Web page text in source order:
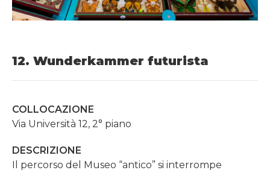
12. Wunderkammer futurista
COLLOCAZIONE
Via Università 12, 2° piano
DESCRIZIONE
Il percorso del Museo “antico” si interrompe